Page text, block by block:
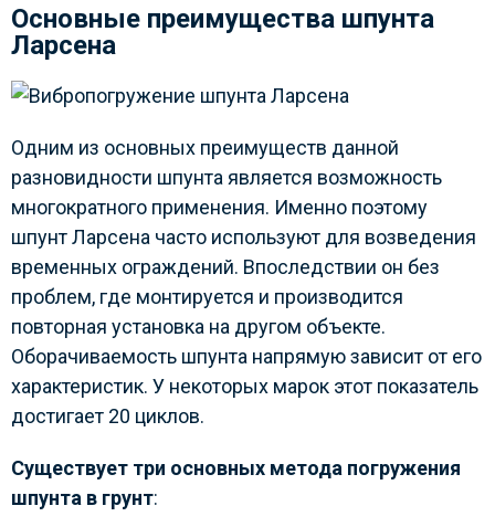
Основные преимущества шпунта
Ларсена
Одним из основных преимуществ данной
разновидности шпунта является возможность
многократного применения. Именно поэтому
шпунт Ларсена часто используют для возведения
временных ограждений. Впоследствии он без
проблем, где монтируется и производится
повторная установка на другом объекте.
Оборачиваемость шпунта напрямую зависит от его
характеристик. У некоторых марок этот показатель
достигает 20 циклов.
Существует три основных метода погружения
шпунта в грунт: